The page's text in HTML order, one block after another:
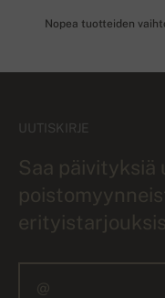
Nopea tuotteiden
UUTISKIRJE
Saa